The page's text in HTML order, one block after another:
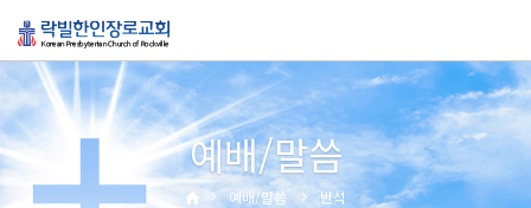
예배/말씀
예배/말씀 반석